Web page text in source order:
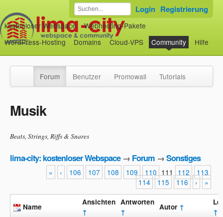
kostenloser Webspace
Webhosting-Pakete
WordPress-Hosting
Domains Cloud-VPS Community Hilfe
Login Registrierung
Forum Benutzer Promowall Tutorials
Musik
Beats, Strings, Riffs & Snares
lima-city: kostenloser Webspace→ Forum →Sonstiges
« ‹ 106 107 108 109 110 111 112
113
114
115 116 › »
Name
Ansichten
↑
Antworten
↑
Autor ↑
↑